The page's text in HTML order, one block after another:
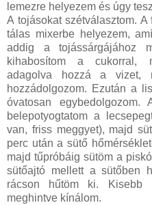
lemezre helyezem és úgy
A tojásokat szétválasztom.
tálas mixerbe helyezem,
addig a tojássárgájához
kihabosítom a cukorral,
adagolva hozzá a
hozzádolgozom. Ezután a
óvatosan
belepotyogtatom a
van, friss meggyet), majd
perc után a sütő
majd tűpróbáig sütöm a
sütőajtó mellett a sütőben
rácson hűtöm ki. Kisebb
meghintve kínálom.